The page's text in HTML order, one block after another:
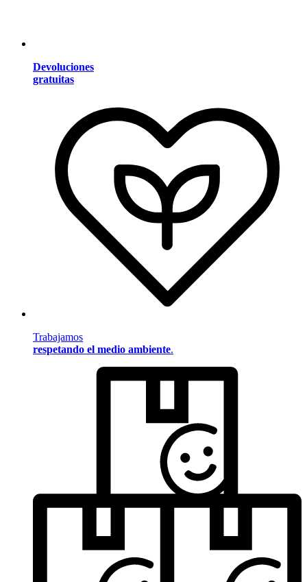
Devoluciones
gratuitas
Trabajamos
respetando el medio ambiente.